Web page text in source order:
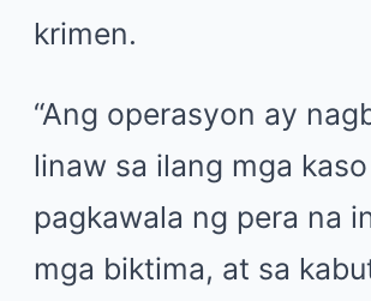
krimen.
“Ang operasyon ay
linaw sa ilang mga
pagkawala ng pera na
mga biktima, at sa